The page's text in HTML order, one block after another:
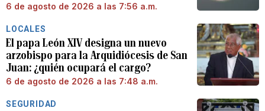
6 de agosto de 2026 a las 7:56 a.m.
LOCALES
El papa León XIV designa un nuevo
arzobispo para la Arquidiócesis de San
Juan: ¿quién ocupará el cargo?
6 de agosto de 2026 a las 7:48 a.m.
SEGURIDAD